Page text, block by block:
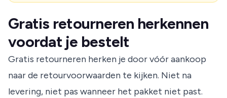
Gratis retourneren herkennen
voordat je bestelt
Gratis retourneren herken je door vóór aankoop
naar de retourvoorwaarden te kijken. Niet na
levering, niet pas wanneer het pakket niet past.